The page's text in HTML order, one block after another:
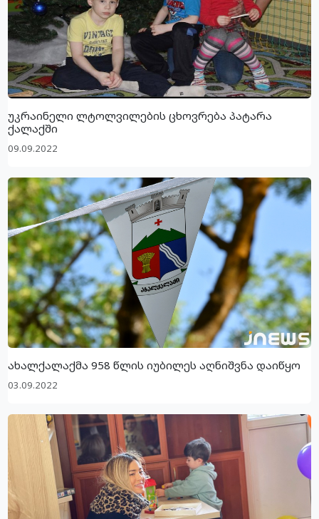
უკრაინელი ლტოლვილების ცხოვრება პატარა
ქალაქში
09.09.2022
ახალქალაქმა 958 წლის იუბილეს აღნიშვნა დაიწყო
03.09.2022